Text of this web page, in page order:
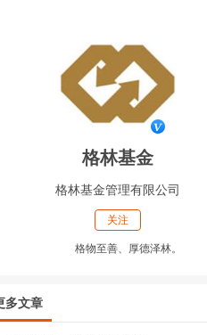
格林基金
格林基金管理有限公司
关注
格物至善、厚德泽林。
多文章